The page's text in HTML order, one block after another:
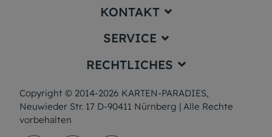
Impressum
KONTAKT
service@karten-paradies.de
innerhalb von 24 Stunden)
(Montag bis Freitag von 09:00 –
12:00 Uhr und 13:00 – 17:00 Uhr)
SERVICE
Preise und Versand
Papiersorten
Muster/Musterset
RECHTLICHES
Datenschutz
Copyright © 2014-2026 KARTEN-PARADIES,
Neuwieder Str. 17 D-90411 Nürnberg | Alle Rechte
vorbehalten